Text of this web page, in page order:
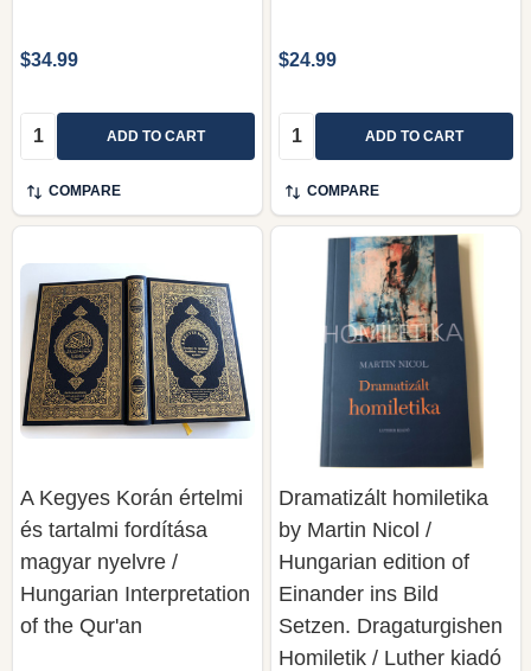
$34.99
Quantity: ADD TO CART
COMPARE
$24.99
Quantity: ADD TO CART
COMPARE
A Kegyes Korán értelmi
és tartalmi fordítása
magyar nyelvre /
Hungarian Interpretation
of the Qur'an
Dramatizált homiletika
by Martin Nicol /
Hungarian edition of
Einander ins Bild
Setzen. Dragaturgishen
Homiletik / Luther kiadó